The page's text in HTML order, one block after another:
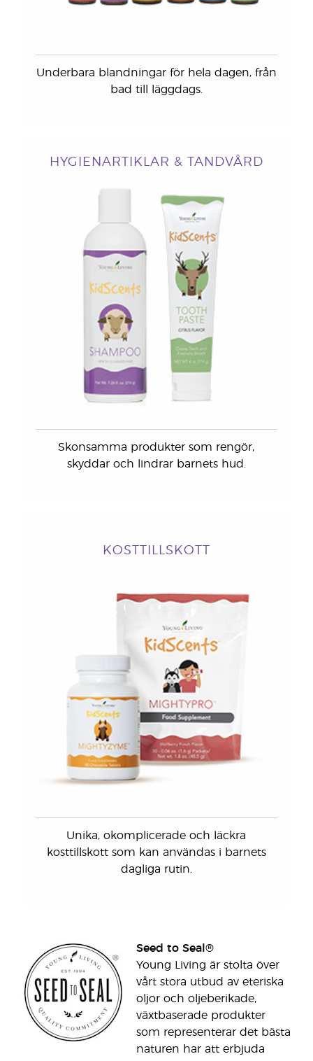
Underbara blandningar för hela dagen, från
bad till läggdags.
HYGIENARTIKLAR & TANDVÅRD
Skonsamma produkter som rengör,
skyddar och lindrar barnets hud.
KOSTTILLSKOTT
Unika, okomplicerade och läckra
kosttillskott som kan användas i barnets
dagliga rutin.
Seed to Seal®
Young Living är stolta över
vårt stora utbud av eteriska
oljor och oljeberikade,
växtbaserade produkter
som representerar det bästa
naturen har att erbjuda